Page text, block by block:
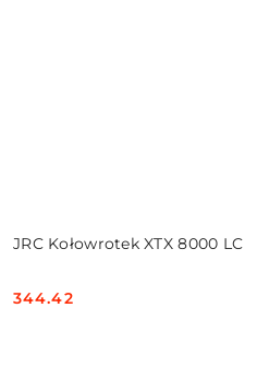
JRC Kołowrotek XTX 8000 LC
Cena:
344.42